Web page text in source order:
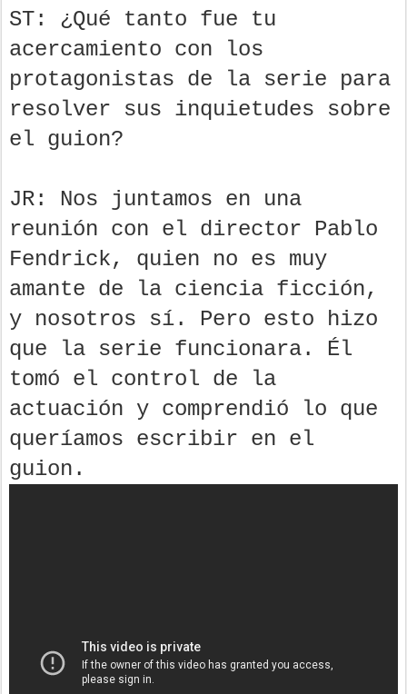
ST: ¿Qué tanto fue tu
acercamiento con los
protagonistas de la serie para
resolver sus inquietudes sobre
el guion?
JR: Nos juntamos en una
reunión con el director Pablo
Fendrick, quien no es muy
amante de la ciencia ficción,
y nosotros sí. Pero esto hizo
que la serie funcionara. Él
tomó el control de la
actuación y comprendió lo que
queríamos escribir en el
guion.